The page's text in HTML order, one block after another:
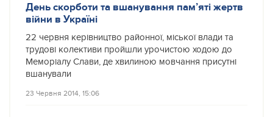
День скорботи та вшанування пам’яті жертв
війни в Україні
22 червня керівництво районної, міської влади та
трудові колективи пройшли урочистою ходою до
Меморіалу Слави, де хвилиною мовчання присутні
вшанували
23 Червня 2014, 15:06